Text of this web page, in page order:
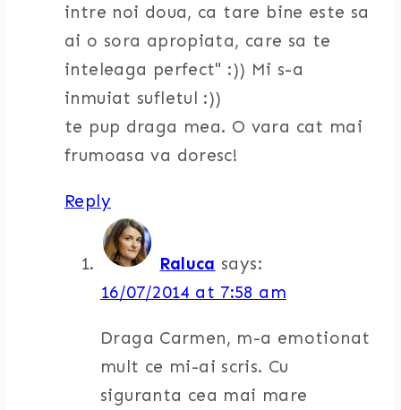
intre noi doua, ca tare bine este sa
ai o sora apropiata, care sa te
inteleaga perfect" :)) Mi s-a
inmuiat sufletul :))
te pup draga mea. O vara cat mai
frumoasa va doresc!
Reply
Raluca says:
16/07/2014 at 7:58 am
Draga Carmen, m-a emotionat
mult ce mi-ai scris. Cu
siguranta cea mai mare